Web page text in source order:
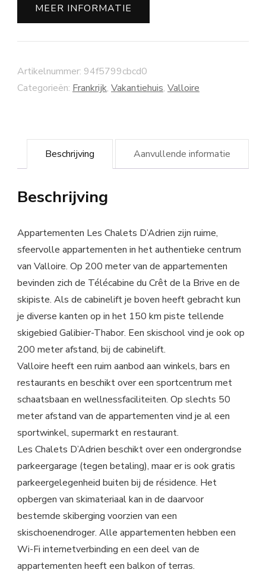
MEER INFORMATIE
Artikelnummer: 94f5799cbcd0
Categorieën: Frankrijk, Vakantiehuis, Valloire
Beschrijving Aanvullende informatie
Beschrijving
Appartementen Les Chalets D’Adrien zijn ruime,
sfeervolle appartementen in het authentieke centrum
van Valloire. Op 200 meter van de appartementen
bevinden zich de Télécabine du Crêt de la Brive en de
skipiste. Als de cabinelift je boven heeft gebracht kun
je diverse kanten op in het 150 km piste tellende
skigebied Galibier-Thabor. Een skischool vind je ook op
200 meter afstand, bij de cabinelift.
Valloire heeft een ruim aanbod aan winkels, bars en
restaurants en beschikt over een sportcentrum met
schaatsbaan en wellnessfaciliteiten. Op slechts 50
meter afstand van de appartementen vind je al een
sportwinkel, supermarkt en restaurant.
Les Chalets D’Adrien beschikt over een ondergrondse
parkeergarage (tegen betaling), maar er is ook gratis
parkeergelegenheid buiten bij de résidence. Het
opbergen van skimateriaal kan in de daarvoor
bestemde skiberging voorzien van een
skischoenendroger. Alle appartementen hebben een
Wi-Fi internetverbinding en een deel van de
appartementen heeft een balkon of terras.